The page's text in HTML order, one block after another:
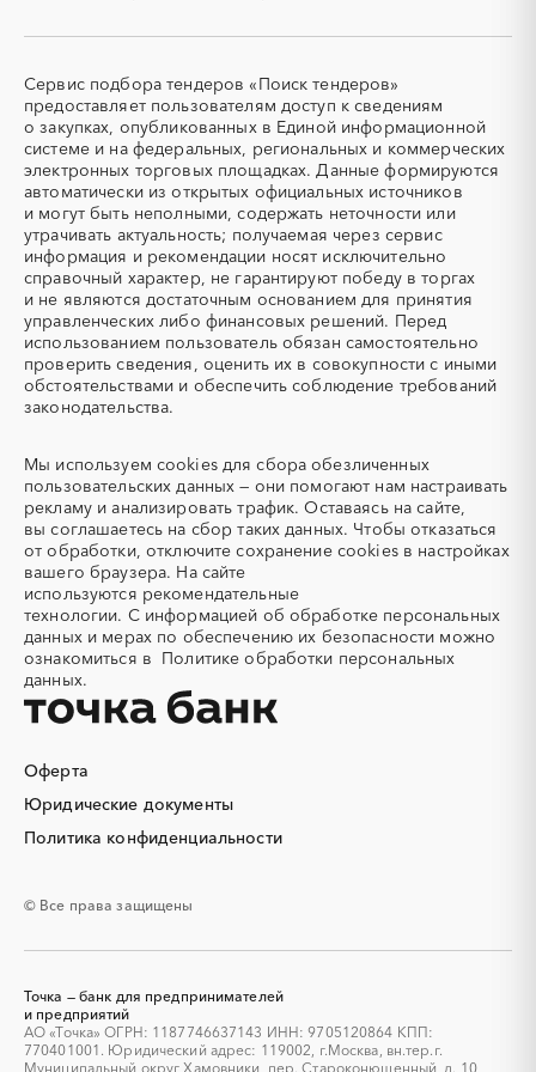
СКУД
СОЖ (смазочно-
ТЭН
(Теплоэлектронагреватель)
УДС (установки
депарафинизации скважин)
УКПГ
ЯТЭК
Аварийные работы
Авиаперевозка
Авиационные работы
Авиационные работы
вертолетами
Автобус
Автовозы
Автогрейдер
Автозапчасти
Автоматизация
Автомобили
Автомобильные весы
Авторский надзор
Автотранспорт
Автоцистерны пожарные
Адсорбенты
Акварель
Аквариумы
Аккумуляторы
Алкогольная продукция
Алмазное бурение
Алмазная резка
Алюминиевые
конструкции
Алюминий
Аммоний
Ангар
Антенны
Антискалант
Аппараты воздушного
Аренда автобусов
Аренда погрузчика
Аренда спецтехники с
свай
Аудиоролики
Аутсорсинг персонала
Аутстаффинг
Базы данных
Баннеры
Магаданская область
Марий Эл
Московская область
Мурманская область
Ненецкий AО
Нижегородская область
Новгородская область
Новосибирская область
Омская область
Оренбургская область
Орловская область
Пензенская область
Пермский край
Приморский край
Псковская область
Ростовская область
Рязанская область
Самарская область
Санкт-Петербург
Саратовская область
Сахалинская область
Свердловская область
Севастополь
Тамбовская область
Татарстан
Тверская область
Томская область
Тульская область
Тыва
Тюменская область
Удмуртская республика
Ульяновская область
Хабаровский край
Хакасия
Ханты-Мансийский
Автономный округ - Югра
Челябинская область
Чувашская республика
Ярославская область
Оферта
Юридические документы
Политика конфиденциальности
© Все права защищены
Сервис подбора тендеров «Поиск тендеров»
предоставляет пользователям доступ к сведениям
о закупках, опубликованных в Единой информационной
системе и на федеральных, региональных и коммерческих
электронных торговых площадках. Данные формируются
автоматически из открытых официальных источников
и могут быть неполными, содержать неточности или
утрачивать актуальность; получаемая через сервис
информация и рекомендации носят исключительно
справочный характер, не гарантируют победу в торгах
и не являются достаточным основанием для принятия
управленческих либо финансовых решений. Перед
использованием пользователь обязан самостоятельно
проверить сведения, оценить их в совокупности с иными
обстоятельствами и обеспечить соблюдение требований
законодательства.
Мы используем cookies для сбора обезличенных
пользовательских данных — они помогают нам настраивать
рекламу и анализировать трафик. Оставаясь на сайте,
вы соглашаетесь на сбор таких данных. Чтобы отказаться
от обработки, отключите сохранение cookies в настройках
вашего браузера. На сайте
используются рекомендательные
технологии. С информацией об обработке персональных
данных и мерах по обеспечению их безопасности можно
ознакомиться в Политике обработки персональных
данных.
Точка — банк для предпринимателей
и предприятий
АО «Точка» ОГРН: 1187746637143 ИНН: 9705120864 КПП:
770401001. Юридический адрес: 119002, г.Москва, вн.тер.г.
Муниципальный округ Хамовники, пер. Староконюшенный, д. 10